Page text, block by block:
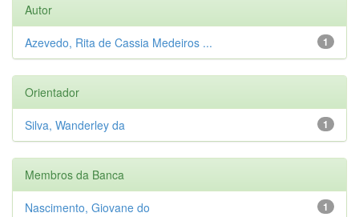
Autor
1
Azevedo, Rita de Cassia Medeiros ...
Orientador
1
Silva, Wanderley da
Membros da Banca
1
Nascimento, Giovane do